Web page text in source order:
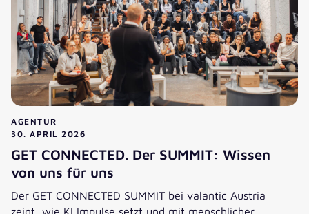
AGENTUR
30. APRIL 2026
GET CONNECTED. Der SUMMIT: Wissen
von uns für uns
Der GET CONNECTED SUMMIT bei valantic Austria
zeigt, wie KI Impulse setzt und mit menschlicher